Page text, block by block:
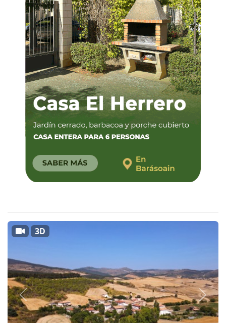
Anterior
3D